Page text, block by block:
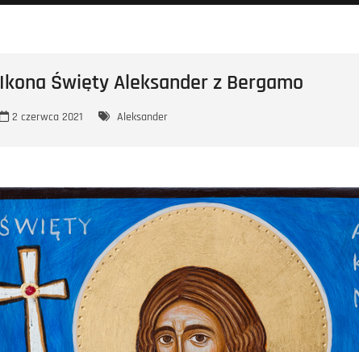
Ikona Święty Aleksander z Bergamo
2 czerwca 2021 Aleksander